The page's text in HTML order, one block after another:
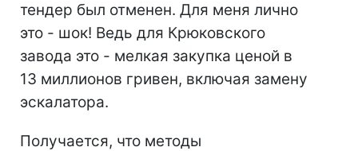
тендер был отменен. Для меня лично
это - шок! Ведь для Крюковского
завода это - мелкая закупка ценой в
13 миллионов гривен, включая замену
эскалатора.
Получается, что методы